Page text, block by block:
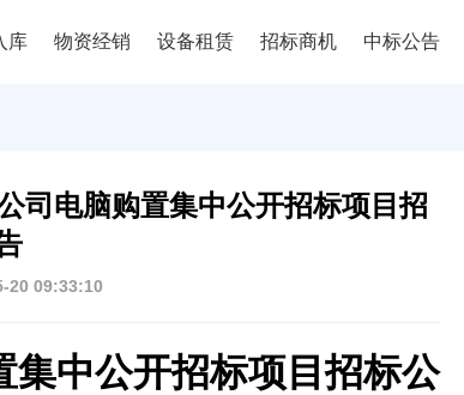
库 物资经销 设备租赁 招标商机 中标公告
司电脑购置集中公开招标项目招
20 09:33:10
集中公开招标项目招标公